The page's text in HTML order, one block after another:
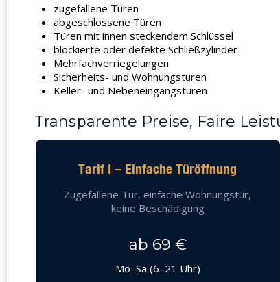
zugefallene Türen
abgeschlossene Türen
Türen mit innen steckendem Schlüssel
blockierte oder defekte Schließzylinder
Mehrfachverriegelungen
Sicherheits- und Wohnungstüren
Keller- und Nebeneingangstüren
Transparente Preise, Faire
Tarif I – Einfache Türöffnung
Zugefallene Tür, einfache Wohnungstür,
keine Beschädigung
ab 69 €
Mo–Sa (6–21 Uhr)